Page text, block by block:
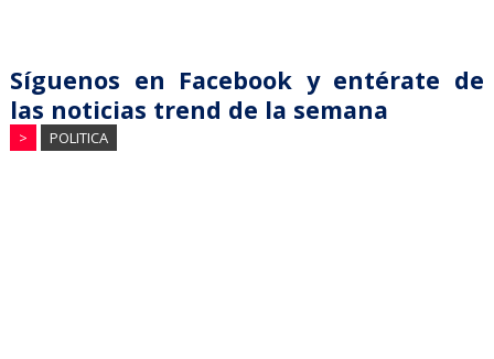
Síguenos en Facebook y entérate de
las noticias trend de la semana
> POLITICA